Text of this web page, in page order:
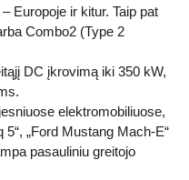
Europoje ir kitur. Taip pat
Combo2 (Type 2
DC įkrovimą iki 350 kW,
elektromobiliuose,
„Ford Mustang Mach-E“
pasauliniu greitojo